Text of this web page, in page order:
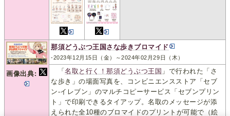
画像出典:
那須どうぶつ王国さな歩きブロマイド
-2023年12月15日（金）～2024年02月29日（木）
「名取と行く！那須どうぶつ王国 」で行われた「さ
な歩き」の場面写真を、コンビニエンスストア「セブ
ン‐イレブン」のマルチコピーサービス「セブンプリン
ト」で印刷できるタイアップ。名取のメッセージが添
えられた全10種のブロマイドのプリントが可能で（絵